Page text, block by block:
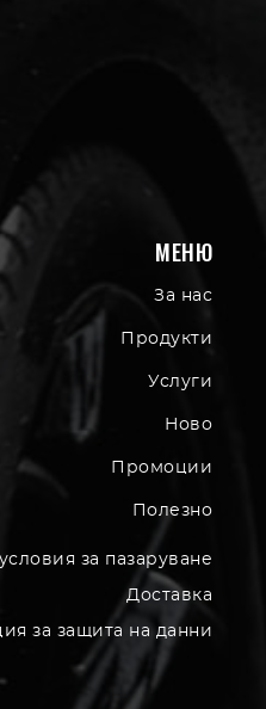
МЕНЮ
За нас
Продукти
Услуги
Ново
Промоции
Полезно
за пазаруване
Доставка
за защита на данни